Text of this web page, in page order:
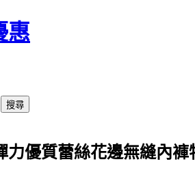
惠
力優質蕾絲花邊無縫內褲